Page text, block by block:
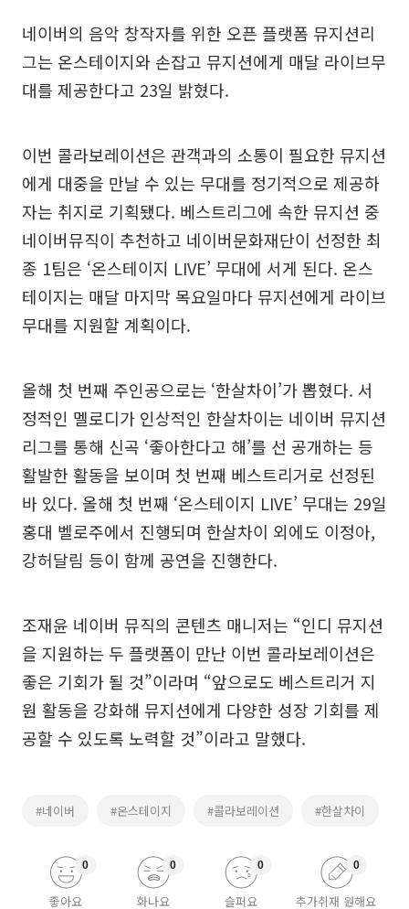
네이버의 음악 창작자를 위한 오픈 플랫폼 뮤지션리
그는 온스테이지와 손잡고 뮤지션에게 매달 라이브무
대를 제공한다고 23일 밝혔다.
이번 콜라보레이션은 관객과의 소통이 필요한 뮤지션
에게 대중을 만날 수 있는 무대를 정기적으로 제공하
자는 취지로 기획됐다. 베스트리그에 속한 뮤지션 중
네이버뮤직이 추천하고 네이버문화재단이 선정한 최
종 1팀은 ‘온스테이지 LIVE’ 무대에 서게 된다. 온스
테이지는 매달 마지막 목요일마다 뮤지션에게 라이브
무대를 지원할 계획이다.
올해 첫 번째 주인공으로는 ‘한살차이’가 뽑혔다. 서
정적인 멜로디가 인상적인 한살차이는 네이버 뮤지션
리그를 통해 신곡 ‘좋아한다고 해’를 선 공개하는 등
활발한 활동을 보이며 첫 번째 베스트리거로 선정된
바 있다. 올해 첫 번째 ‘온스테이지 LIVE’ 무대는 29일
홍대 벨로주에서 진행되며 한살차이 외에도 이정아,
강허달림 등이 함께 공연을 진행한다.
조재윤 네이버 뮤직의 콘텐츠 매니저는 “인디 뮤지션
을 지원하는 두 플랫폼이 만난 이번 콜라보레이션은
좋은 기회가 될 것”이라며 “앞으로도 베스트리거 지
원 활동을 강화해 뮤지션에게 다양한 성장 기회를 제
공할 수 있도록 노력할 것”이라고 말했다.
#네이버 #온스테이지 #콜라보레이션 #한살차이
좋아요
0
화나요
0
슬퍼요
0
추가취재 원해요
0